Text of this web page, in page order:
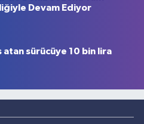
Devam Ediyor
atan sürücüye 10 bin lira